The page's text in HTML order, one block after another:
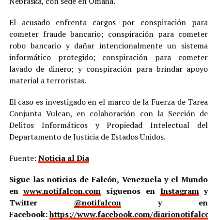
El acusado enfrenta cargos por conspiración para
cometer fraude bancario; conspiración para cometer
robo bancario y dañar intencionalmente un sistema
informático protegido; conspiración para cometer
lavado de dinero; y conspiración para brindar apoyo
material a terroristas.
El caso es investigado en el marco de la Fuerza de Tarea
Conjunta Vulcan, en colaboración con la Sección de
Delitos Informáticos y Propiedad Intelectual del
Departamento de Justicia de Estados Unidos.
Fuente: Noticia al Dia
Sigue las noticias de Falcón, Venezuela y el Mundo
enwww.notifalcon.com síguenos en Instagramy
Twitter @notifalcony en
Facebook:https://www.facebook.com/